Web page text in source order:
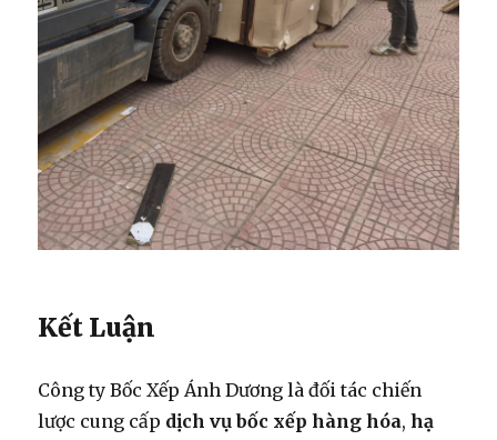
Kết Luận
Công ty Bốc Xếp Ánh Dương là đối tác chiến
lược cung cấp dịch vụ bốc xếp hàng hóa,hạ